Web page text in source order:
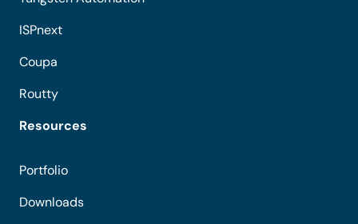
ISPnext
Coupa
Routty
Resources
Portfolio
Downloads